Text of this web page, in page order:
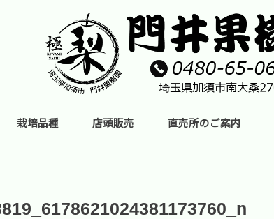
栽培品種 店頭販売 直売所のご案内